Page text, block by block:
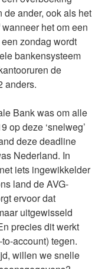
ander, ook als het
het om een
zondag wordt
bankensysteem
de
anders.
Bank was om alle
op deze ‘snelweg’
deze deadline
Nederland. In
iets ingewikkelder
land de AVG-
ervoor dat
uitgewisseld
precies dit werkt
account) tegen.
willen we snelle